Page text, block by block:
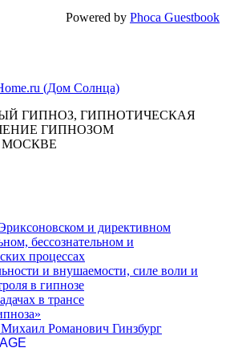
Powered by Phoca Guestbook
ГИПНОЗ, ГИПНОТИЧЕСКАЯ
ГИПНОЗОМ
МОСКВЕ
и директивном
бессознательном и
процессах
и внушаемости, силе воли и
в гипнозе
в трансе
Романович Гинзбург